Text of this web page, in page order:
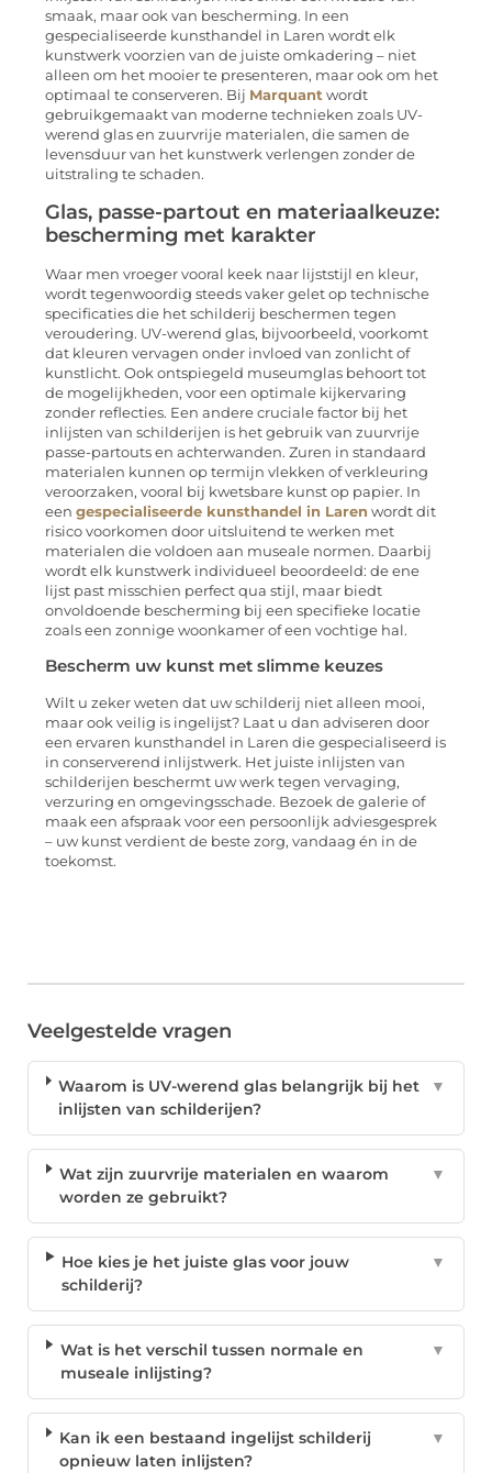
smaak, maar ook van bescherming. In een
gespecialiseerde kunsthandel in Laren wordt elk
kunstwerk voorzien van de juiste omkadering – niet
alleen om het mooier te presenteren, maar ook om het
optimaal te conserveren. Bij Marquant wordt
gebruikgemaakt van moderne technieken zoals UV-
werend glas en zuurvrije materialen, die samen de
levensduur van het kunstwerk verlengen zonder de
uitstraling te schaden.
Glas, passe-partout en materiaalkeuze:
bescherming met karakter
Waar men vroeger vooral keek naar lijststijl en kleur,
wordt tegenwoordig steeds vaker gelet op technische
specificaties die het schilderij beschermen tegen
veroudering. UV-werend glas, bijvoorbeeld, voorkomt
dat kleuren vervagen onder invloed van zonlicht of
kunstlicht. Ook ontspiegeld museumglas behoort tot
de mogelijkheden, voor een optimale kijkervaring
zonder reflecties. Een andere cruciale factor bij het
inlijsten van schilderijen is het gebruik van zuurvrije
passe-partouts en achterwanden. Zuren in standaard
materialen kunnen op termijn vlekken of verkleuring
veroorzaken, vooral bij kwetsbare kunst op papier. In
een gespecialiseerde kunsthandel in Laren wordt dit
risico voorkomen door uitsluitend te werken met
materialen die voldoen aan museale normen. Daarbij
wordt elk kunstwerk individueel beoordeeld: de ene
lijst past misschien perfect qua stijl, maar biedt
onvoldoende bescherming bij een specifieke locatie
zoals een zonnige woonkamer of een vochtige hal.
Bescherm uw kunst met slimme keuzes
Wilt u zeker weten dat uw schilderij niet alleen mooi,
maar ook veilig is ingelijst? Laat u dan adviseren door
een ervaren kunsthandel in Laren die gespecialiseerd is
in conserverend inlijstwerk. Het juiste inlijsten van
schilderijen beschermt uw werk tegen vervaging,
verzuring en omgevingsschade. Bezoek de galerie of
maak een afspraak voor een persoonlijk adviesgesprek
– uw kunst verdient de beste zorg, vandaag én in de
toekomst.
Veelgestelde vragen
Waarom is UV-werend glas belangrijk bij het
inlijsten van schilderijen?
▼
Wat zijn zuurvrije materialen en waarom
worden ze gebruikt?
▼
Hoe kies je het juiste glas voor jouw
schilderij?
▼
Wat is het verschil tussen normale en
museale inlijsting?
▼
Kan ik een bestaand ingelijst schilderij
opnieuw laten inlijsten?
▼